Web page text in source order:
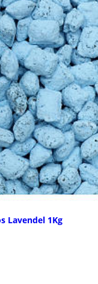
Lavendel 1Kg